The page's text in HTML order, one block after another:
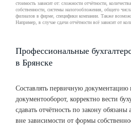
стоимость зависит от: сложности отчётности,
собственности, системы налогообложения, общего
филиалов в фирме, специфики компании. Также
Например, в случае сдачи отчётности всё зависит от
Профессиональные
в Брянске
Составлять первичную документацию
документооборот, корректно вести
сдавать отчётность по закону
вне зависимости от формы